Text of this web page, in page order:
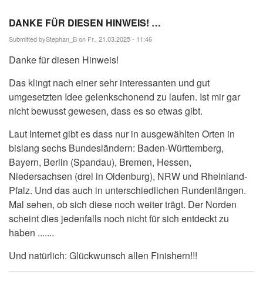
DANKE FÜR DIESEN HINWEIS! …
Submitted byStephan_Bon Fr., 21.03.2025 - 11:46
Danke für diesen Hinweis!
Das klingt nach einer sehr interessanten und gut
umgesetzten Idee gelenkschonend zu laufen. Ist mir gar
nicht bewusst gewesen, dass es so etwas gibt.
Laut Internet gibt es dass nur in ausgewählten Orten in
bislang sechs Bundesländern: Baden-Württemberg,
Bayern, Berlin (Spandau), Bremen, Hessen,
Niedersachsen (drei in Oldenburg), NRW und Rheinland-
Pfalz. Und das auch in unterschiedlichen Rundenlängen.
Mal sehen, ob sich diese noch weiter trägt. Der Norden
scheint dies jedenfalls noch nicht für sich entdeckt zu
haben .......
Und natürlich: Glückwunsch allen Finishern!!!